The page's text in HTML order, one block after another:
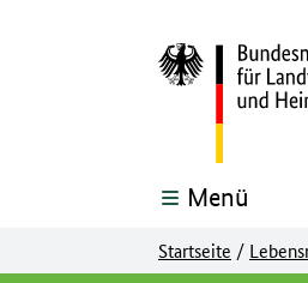
Menü
Startseite /